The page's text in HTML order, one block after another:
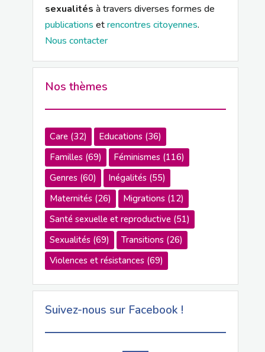
sexualités à travers diverses formes de
publications etrencontres citoyennes.
Nous contacter
Nos thèmes
Care(32) Educations(36)
Familles(69) Féminismes(116)
Genres(60) Inégalités(55)
Maternités(26) Migrations(12)
Santé sexuelle et reproductive(51)
Sexualités(69) Transitions(26)
Violences et résistances(69)
Suivez-nous sur Facebook !